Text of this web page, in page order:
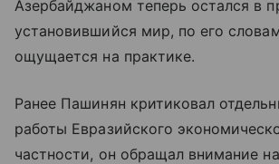
Азербайджаном теперь остался в
установившийся мир, по его
ощущается на практике.
Ранее Пашинян критиковал
работы Евразийского
частности, он обращал внимание